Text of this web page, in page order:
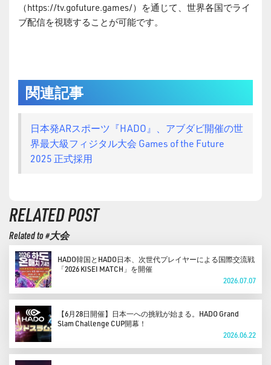
（https://tv.gofuture.games/）を通じて、世界各国でライ
ブ配信を視聴することが可能です。
関連記事
日本発ARスポーツ『HADO』、アブダビ開催の世
界最大級フィジタル大会 Games of the Future
2025 正式採用
RELATED POST
Related to #大会
HADO韓国とHADO日本、次世代プレイヤーによる国際交流戦
「2026 KISEI MATCH」を開催
2026.07.07
【6月28日開催】日本一への挑戦が始まる。HADO Grand
Slam Challenge CUP開幕！
2026.06.22